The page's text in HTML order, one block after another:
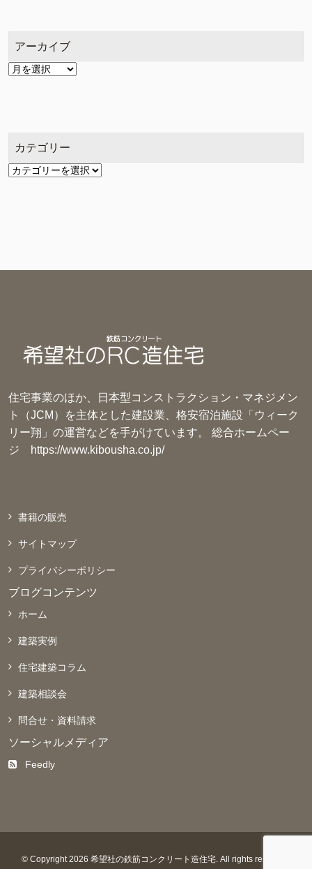
アーカイブ
ア
カテゴリー
カ
住宅事業のほか、日本型コンストラクション・マネジメン
ト（JCM）を主体とした建設業、格安宿泊施設「ウィーク
リー翔」の運営などを手がけています。 総合ホームペー
ジ
https://www.kibousha.co.jp/
書籍の販売
サイトマップ
プライバシーポリシー
ブログコンテンツ
ホーム
建築実例
住宅建築コラム
建築相談会
問合せ・資料請求
ソーシャルメディア
Feedly
© Copyright 2026 希望社の鉄筋コンクリート造住宅. All rights reserved.